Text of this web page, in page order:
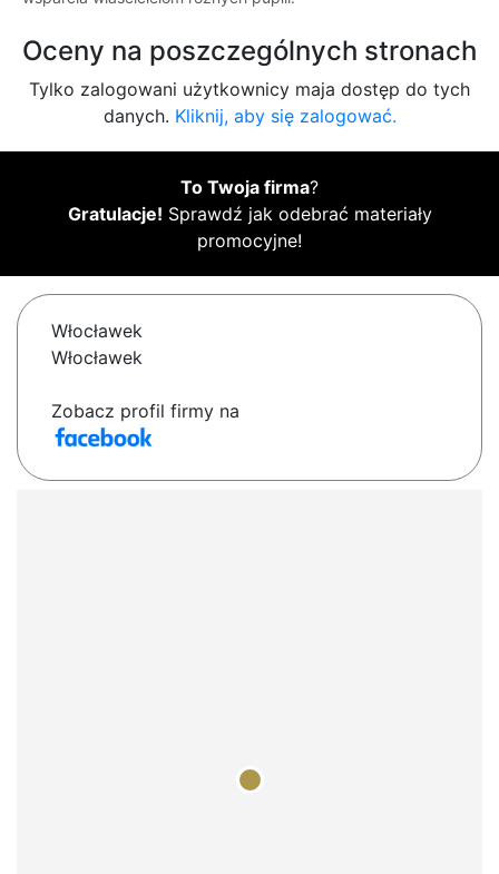
Oceny na poszczególnych stronach
Tylko zalogowani użytkownicy maja dostęp do tych
danych. Kliknij, aby się zalogować.
To Twoja firma?
Gratulacje! Sprawdź jak odebrać materiały
promocyjne!
Włocławek
Włocławek
Zobacz profil firmy na